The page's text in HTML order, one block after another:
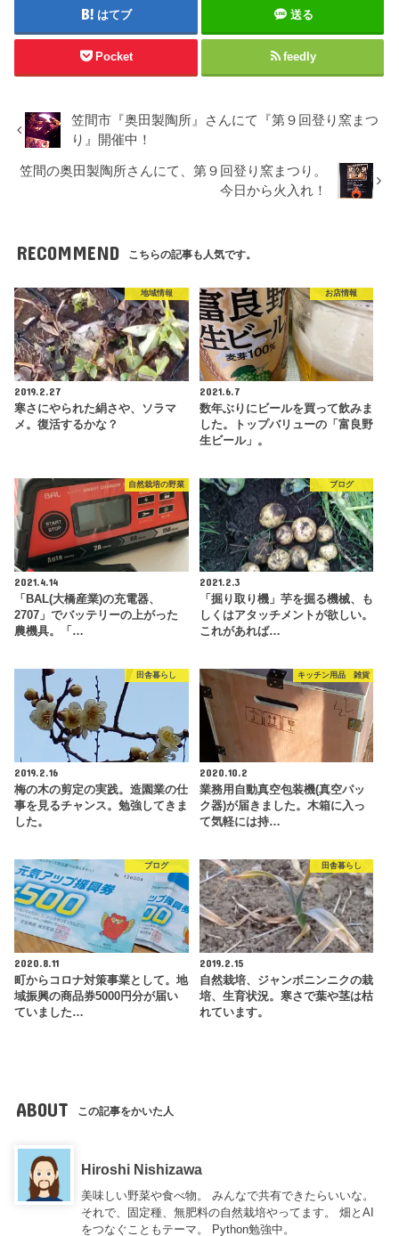
はてブ 送る
Pocket feedly
笠間市『奥田製陶所』さんにて『第９回登り窯まつ
り』開催中！
笠間の奥田製陶所さんにて、第９回登り窯まつり。
今日から火入れ！
RECOMMEND こちらの記事も人気です。
地域情報
2019.2.27
寒さにやられた絹さや、ソラマ
メ。復活するかな？
お店情報
2021.6.7
数年ぶりにビールを買って飲みま
した。トップバリューの「富良野
生ビール」。
自然栽培の野菜
2021.4.14
「BAL(大橋産業)の充電器、
2707」でバッテリーの上がった
農機具。「…
ブログ
2021.2.3
「掘り取り機」芋を掘る機械、も
しくはアタッチメントが欲しい。
これがあれば…
田舎暮らし
2019.2.16
梅の木の剪定の実践。造園業の仕
事を見るチャンス。勉強してきま
した。
キッチン用品 雑貨
2020.10.2
業務用自動真空包装機(真空パッ
ク器)が届きました。木箱に入っ
て気軽には持…
ブログ
2020.8.11
町からコロナ対策事業として。地
域振興の商品券5000円分が届い
ていました…
田舎暮らし
2019.2.15
自然栽培、ジャンボニンニクの栽
培、生育状況。寒さで葉や茎は枯
れています。
ABOUT この記事をかいた人
Hiroshi Nishizawa
美味しい野菜や食べ物。 みんなで共有できたらいいな。
それで、固定種、無肥料の自然栽培やってます。 畑とAI
をつなぐこともテーマ。 Python勉強中。